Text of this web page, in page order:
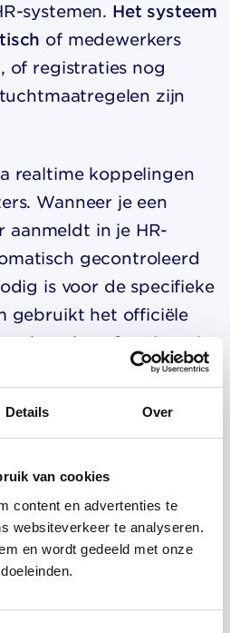
Details Over
van cookies
content en advertenties te
websiteverkeer te analyseren.
en wordt gedeeld met onze
systemen. Het systeem
of medewerkers
of registraties nog
zijn
realtime koppelingen
Wanneer je een
aanmeldt in je HR-
gecontroleerd
is voor de specifieke
gebruikt het officiële
te bepalen of registratie
dagelijkse controles uit
bestaande
of berispingen